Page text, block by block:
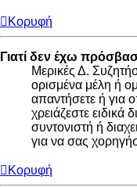
Κορυφή
Γιατί δεν έχω
Μερικές Δ.
ορισμένα μέλη ή
απαντήσετε ή για
χρειάζεστε ειδικά
συντονιστή ή
για να σας
Κορυφή